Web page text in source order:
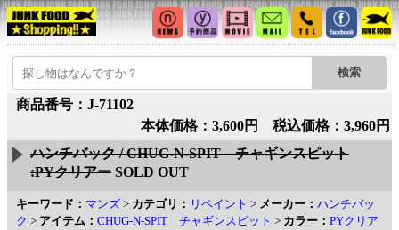
商品番号：J-71102
本体価格：3,600円 税込価格：3,960円
ハンチバック / CHUG-N-SPIT チャギンスピット
:PYクリアー SOLD OUT
キーワード： マンズ > カテゴリ： リペイント > メーカー： ハンチバッ
ク > アイテム： CHUG-N-SPIT チャギンスピット > カラー： PYクリア